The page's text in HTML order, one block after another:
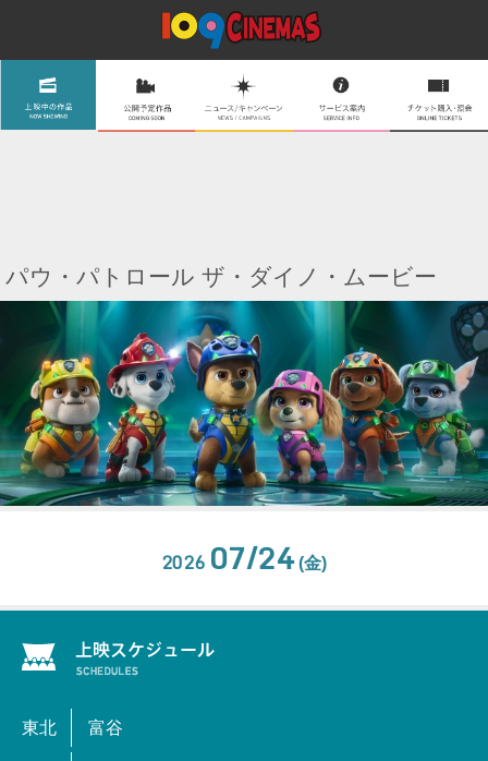
パウ・パトロール ザ・ダイノ・ムービー
2026 07/24(金)
東北 富谷